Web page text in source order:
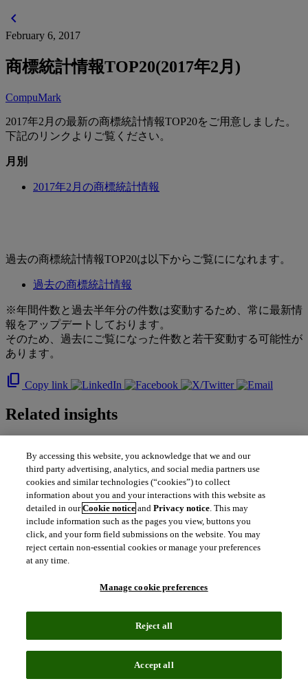
chevron_left
February 6, 2017
商標統計情報TOP20(2017年2月)
CompuMark
2017年2月の最新の商標統計情報TOP20をご用意しました。
下記のリンクよりご覧ください。
月別
2017年2月の商標統計情報
過去の商標統計情報TOP20は以下からご覧にになれます。
過去の商標統計情報
※年間件数と過去半年分の件数は変動するため、常に最新情
報をアップデートしております。
そのため、過去にご覧になった件数と若干変動する可能性が
あります。
content_copy Copy link
Related insights
By accessing this website, you acknowledge that we and our
third party advertising, analytics, and social media partners use
cookies and similar technologies (“cookies”) to collect
information about you and your interactions with this website as
detailed in ourCookie notice andPrivacy notice. This may
include information such as the pages you view, buttons you
click, and your form field submissions on the website. You may
reject certain non-essential cookies or manage your preferences
at any time.
Manage cookie preferences
Reject all
Accept all